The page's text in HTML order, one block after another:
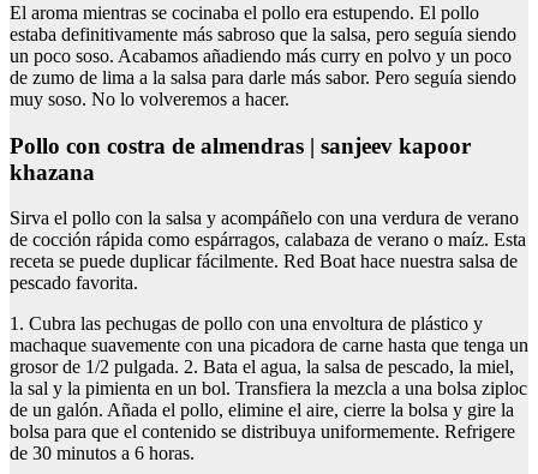
El aroma mientras se cocinaba el pollo era estupendo. El pollo
estaba definitivamente más sabroso que la salsa, pero seguía siendo
un poco soso. Acabamos añadiendo más curry en polvo y un poco
de zumo de lima a la salsa para darle más sabor. Pero seguía siendo
muy soso. No lo volveremos a hacer.
pollo con costra de almendras | sanjeev kapoor
khazana
Sirva el pollo con la salsa y acompáñelo con una verdura de verano
de cocción rápida como espárragos, calabaza de verano o maíz. Esta
receta se puede duplicar fácilmente. Red Boat hace nuestra salsa de
pescado favorita.
1. Cubra las pechugas de pollo con una envoltura de plástico y
machaque suavemente con una picadora de carne hasta que tenga un
grosor de 1/2 pulgada. 2. Bata el agua, la salsa de pescado, la miel,
la sal y la pimienta en un bol. Transfiera la mezcla a una bolsa ziploc
de un galón. Añada el pollo, elimine el aire, cierre la bolsa y gire la
bolsa para que el contenido se distribuya uniformemente. Refrigere
de 30 minutos a 6 horas.